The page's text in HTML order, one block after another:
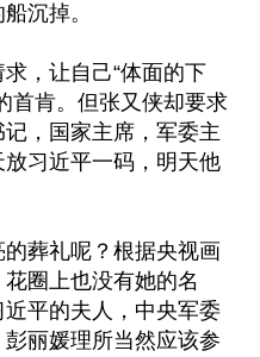
沉掉。
，让自己“体面的下
首肯。但张又侠却要求
，国家主席，军委主
习近平一码，明天他
葬礼呢？根据央视画
圈上也没有她的名
平的夫人，中央军委
丽媛理所当然应该参